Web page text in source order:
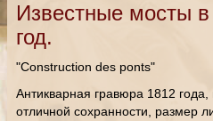
Известные мосты
год.
"Construction des ponts"
Антикварная гравюра 1812
отличной сохранности, размер